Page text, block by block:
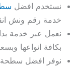
نستخدم افضل
خدمة رقم ونش
نعمل عبر خدمة
بكافة انواعها
نوفر افضل سطحة